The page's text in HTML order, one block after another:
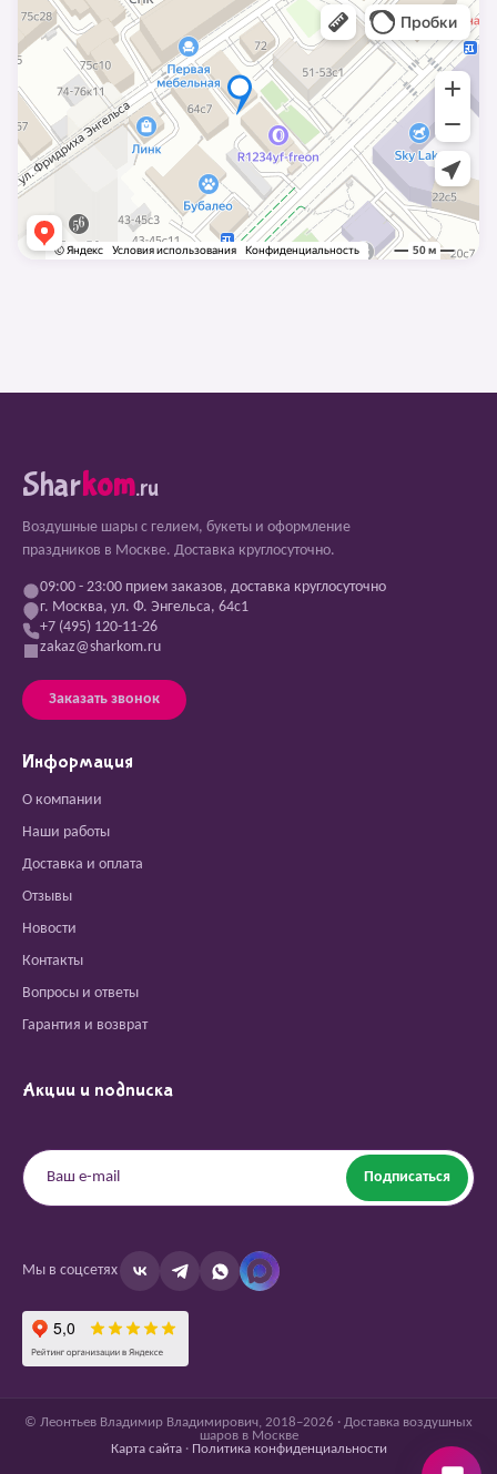
Sharkom.ru
Воздушные шары с гелием, букеты и оформление
праздников в Москве. Доставка круглосуточно.
09:00 - 23:00 прием заказов, доставка круглосуточно
г. Москва, ул. Ф. Энгельса, 64с1
+7 (495) 120-11-26
zakaz@sharkom.ru
Заказать звонок
Информация
О компании
Наши работы
Доставка и оплата
Отзывы
Новости
Контакты
Вопросы и ответы
Гарантия и возврат
Акции и подписка
Подписаться
Мы в соцсетях
© Леонтьев Владимир Владимирович, 2018–2026 · Доставка воздушных
шаров в Москве
Карта сайта· Политика конфиденциальности